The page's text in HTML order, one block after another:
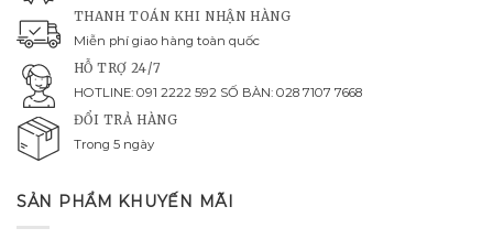
THANH TOÁN KHI NHẬN HÀNG
Miễn phí giao hàng toàn quốc
HỖ TRỢ 24/7
HOTLINE: 091 2222 592 SỐ BÀN: 028 7107 7668
ĐỔI TRẢ HÀNG
Trong 5 ngày
SẢN PHẨM KHUYẾN MÃI